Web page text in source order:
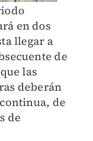
en dos
llegar a
de
las
deberán
de
de